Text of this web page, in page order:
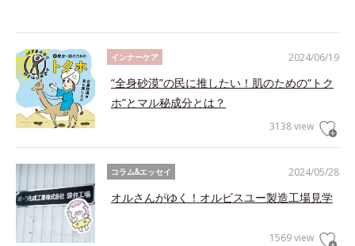
2024/06/19
インナーケア
“全身砂漠”の民に推したい！肌のための“トク
ホ”とマル秘成分とは？
3138 view
2024/05/28
コラム&エッセイ
オルさんがゆく！オルビスユー製造工場見学
1569 view